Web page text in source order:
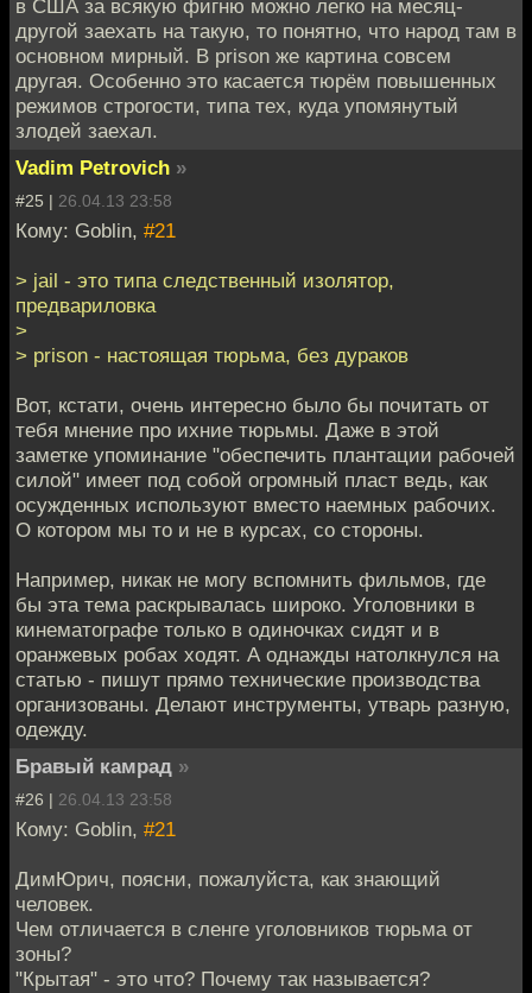
в США за всякую фигню можно легко на месяц-
другой заехать на такую, то понятно, что народ там в
основном мирный. В prison же картина совсем
другая. Особенно это касается тюрём повышенных
режимов строгости, типа тех, куда упомянутый
злодей заехал.
Vadim Petrovich »
#25 | 26.04.13 23:58
Кому: Goblin, #21
> jail - это типа следственный изолятор,
предвариловка
>
> prison - настоящая тюрьма, без дураков
Вот, кстати, очень интересно было бы почитать от
тебя мнение про ихние тюрьмы. Даже в этой
заметке упоминание "обеспечить плантации рабочей
силой" имеет под собой огромный пласт ведь, как
осужденных используют вместо наемных рабочих.
О котором мы то и не в курсах, со стороны.
Например, никак не могу вспомнить фильмов, где
бы эта тема раскрывалась широко. Уголовники в
кинематографе только в одиночках сидят и в
оранжевых робах ходят. А однажды натолкнулся на
статью - пишут прямо технические производства
организованы. Делают инструменты, утварь разную,
одежду.
Бравый камрад »
#26 | 26.04.13 23:58
Кому: Goblin, #21
ДимЮрич, поясни, пожалуйста, как знающий
человек.
Чем отличается в сленге уголовников тюрьма от
зоны?
"Крытая" - это что? Почему так называется?